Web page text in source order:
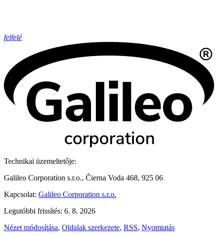
felfelé
Technikai üzemeltetője:
Galileo Corporation s.r.o., Čierna Voda 468, 925 06
Kapcsolat: Galileo Corporation s.r.o.
Legutóbbi frissítés: 6. 8. 2026
Nézet módosítása, Oldalak szerkezete, RSS, Nyomtatás